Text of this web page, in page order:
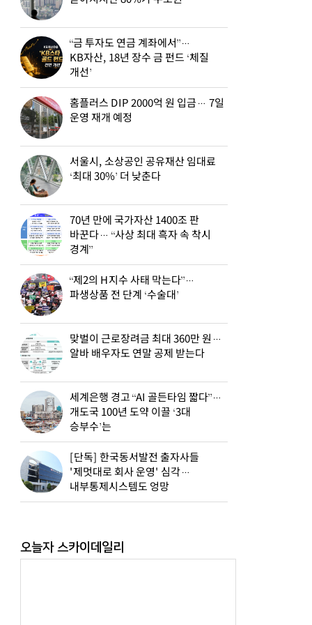
“금 투자도 연금 계좌에서”…
KB자산, 18년 장수 금 펀드 ‘체질
개선’
홈플러스 DIP 2000억 원 입금… 7일
운영 재개 예정
서울시, 소상공인 공유재산 임대료
‘최대 30%’ 더 낮춘다
70년 만에 국가자산 1400조 판
바꾼다… “사상 최대 흑자 속 착시
경계”
“제2의 H지수 사태 막는다”…
파생상품 전 단계 ‘수술대’
맞벌이 근로장려금 최대 360만 원…
알바 배우자도 연말 공제 받는다
세계은행 경고 “AI 골든타임 짧다”…
개도국 100년 도약 이끌 ‘3대
승부수’는
[단독] 한국동서발전 출자사들
'제멋대로 회사 운영' 심각…
내부통제시스템도 엉망
오늘자 스카이데일리